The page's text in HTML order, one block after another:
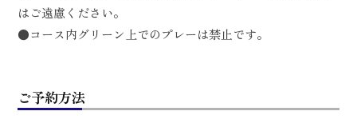
はご遠慮ください。
●コース内グリーン上でのプレーは禁止です。
ご予約方法